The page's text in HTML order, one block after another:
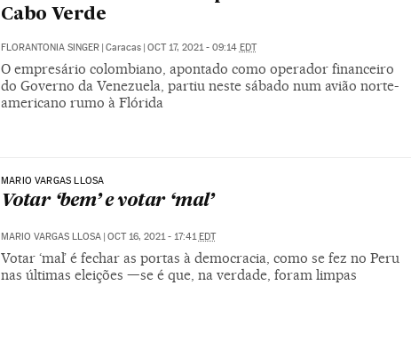
Cabo Verde
FLORANTONIA SINGER Caracas OCT 17, 2021 - 09:14 EDT
O empresário colombiano, apontado como operador financeiro
do Governo da Venezuela, partiu neste sábado num avião norte-
americano rumo à Flórida
MARIO VARGAS LLOSA
Votar ‘bem’ e votar ‘mal’
MARIO VARGAS LLOSA | OCT 16, 2021 - 17:41EDT
Votar ‘mal’ é fechar as portas à democracia, como se fez no Peru
nas últimas eleições —se é que, na verdade, foram limpas